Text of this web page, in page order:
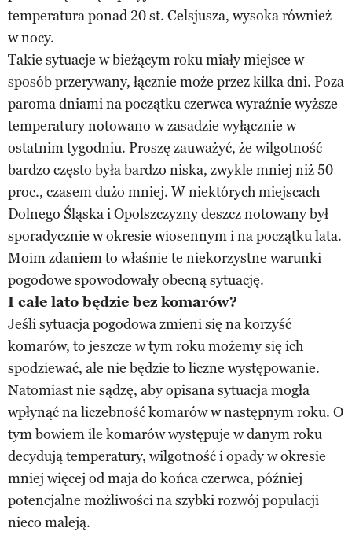
temperatura ponad 20 st. Celsjusza, wysoka również
w nocy.
Takie sytuacje w bieżącym roku miały miejsce w
sposób przerywany, łącznie może przez kilka dni. Poza
paroma dniami na początku czerwca wyraźnie wyższe
temperatury notowano w zasadzie wyłącznie w
ostatnim tygodniu. Proszę zauważyć, że wilgotność
bardzo często była bardzo niska, zwykle mniej niż 50
proc., czasem dużo mniej. W niektórych miejscach
Dolnego Śląska i Opolszczyzny deszcz notowany był
sporadycznie w okresie wiosennym i na początku lata.
Moim zdaniem to właśnie te niekorzystne warunki
pogodowe spowodowały obecną sytuację.
I całe lato będzie bez komarów?
Jeśli sytuacja pogodowa zmieni się na korzyść
komarów, to jeszcze w tym roku możemy się ich
spodziewać, ale nie będzie to liczne występowanie.
Natomiast nie sądzę, aby opisana sytuacja mogła
wpłynąć na liczebność komarów w następnym roku. O
tym bowiem ile komarów występuje w danym roku
decydują temperatury, wilgotność i opady w okresie
mniej więcej od maja do końca czerwca, później
potencjalne możliwości na szybki rozwój populacji
nieco maleją.